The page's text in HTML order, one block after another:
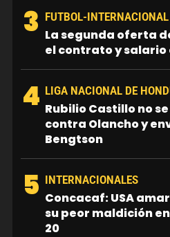
3 FUTBOL-INTERNACIONAL
La segunda oferta
el contrato y
4 LIGA NACIONAL DE
Rubilio Castillo no
contra Olancho y
Bengtson
5 INTERNACIONALES
Concacaf: USA
su peor maldición
20